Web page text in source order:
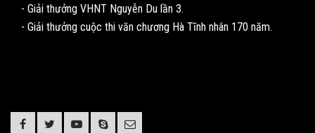
- Giải thưởng VHNT Nguyễn Du lần 3.
- Giải thưởng cuộc thi văn chương Hà Tĩnh nhân 170 năm.